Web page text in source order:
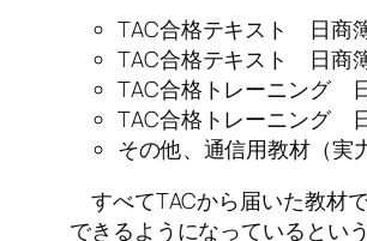
TAC合格テキスト 日商
TAC合格テキスト 日商
TAC合格トレーニング
TAC合格トレーニング
その他、通信用教材（実
すべてTACから届いた教材
できるようになっているという